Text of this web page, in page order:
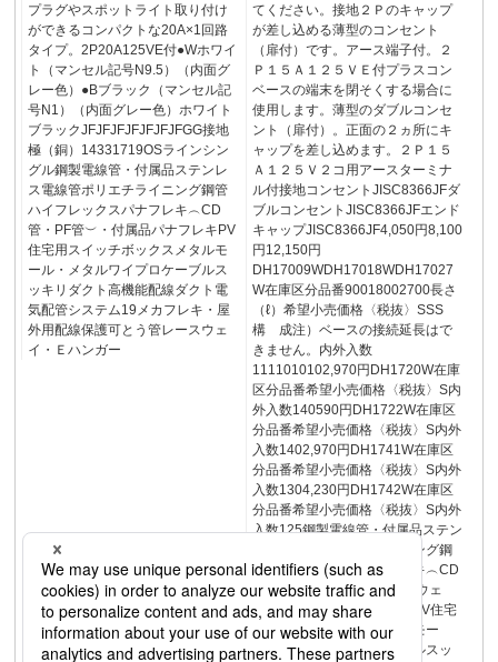
プラグやスポットライト取り付け
ができるコンパクトな20A×1回路
タイプ。2P20A125VE付●Wホワイ
ト（マンセル記号N9.5）（内面グ
レー色）●Bブラック（マンセル記
号N1）（内面グレー色）ホワイト
ブラックJFJFJFJFJFJFJFGG接地
極（銅）14331719OSラインシン
グル鋼製電線管・付属品ステンレ
ス電線管ポリエチライニング鋼管
ハイフレックスパナフレキ︵CD
管・PF管︶・付属品パナフレキPV
住宅用スイッチボックスメタルモ
ール・メタルワイプロケーブルス
ッキリダクト高機能配線ダクト電
気配管システム19メカフレキ・屋
外用配線保護可とう管レースウェ
イ・Ｅハンガー
てください。接地２Ｐのキャップ
が差し込める薄型のコンセント
（扉付）です。アース端子付。２
Ｐ１５Ａ１２５ＶＥ付プラスコン
ベースの端末を閉そくする場合に
使用します。薄型のダブルコンセ
ント（扉付）。正面の２ヵ所にキ
ャップを差し込めます。２Ｐ１５
Ａ１２５Ｖ２コ用アースターミナ
ル付接地コンセントJISC8366JFダ
ブルコンセントJISC8366JFエンド
キャップJISC8366JF4,050円8,100
円12,150円
DH17009WDH17018WDH17027
W在庫区分品番90018002700長さ
（ℓ）希望小売価格〈税抜〉SSS
構 成注）ベースの接続延長はで
きません。内外入数
1111010102,970円DH1720W在庫
区分品番希望小売価格〈税抜〉S内
外入数140590円DH1722W在庫区
分品番希望小売価格〈税抜〉S内外
入数1402,970円DH1741W在庫区
分品番希望小売価格〈税抜〉S内外
入数1304,230円DH1742W在庫区
分品番希望小売価格〈税抜〉S内外
入数125鋼製電線管・付属品ステン
レス電線管ポリエチライニング鋼
管ハイフレックスパナフレキ︵CD
管・PF管︶・付属品レースウェ
イ・ＥハンガーパナフレキPV住宅
用スイッチボックスメタルモー
ル・メタルワイプロケーブルスッ